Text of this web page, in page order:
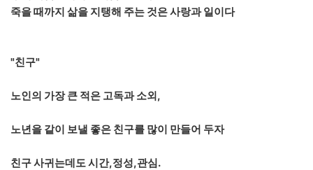
죽을 때까지 삶을 지탱해 주는 것은 사랑과 일이다
"친구"
노인의 가장 큰 적은 고독과 소외,
노년을 같이 보낼 좋은 친구를 많이 만들어 두자
친구 사귀는데도 시간,정성,관심.